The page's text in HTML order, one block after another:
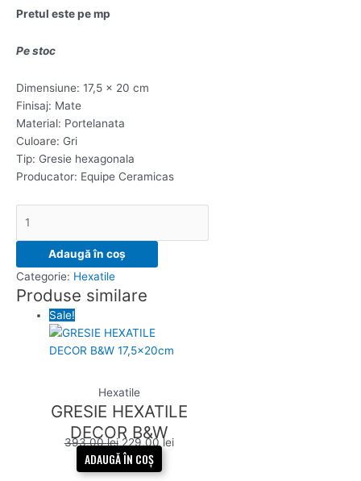
Pretul este pe mp
Pe stoc
Dimensiune: 17,5 x 20 cm
Finisaj: Mate
Material: Portelanata
Culoare: Gri
Tip: Gresie hexagonala
Producator: Equipe Ceramicas
Adaugă în coș
Categorie: Hexatile
Produse similare
Sale!
Hexatile
GRESIE HEXATILE
DECOR B&W
17,5x20cm
393,00lei 229,00lei
ADAUGĂ ÎN COȘ